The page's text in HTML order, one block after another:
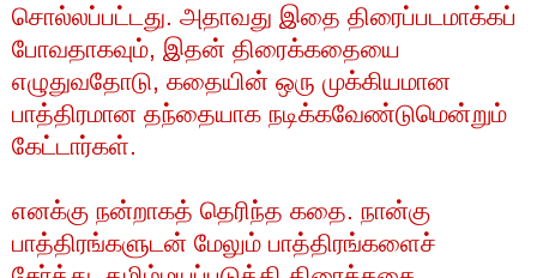
சொல்லப்பட்டது. அதாவது இதை திரைப்படமாக்கப்
போவதாகவும், இதன் திரைக்கதையை
எழுதுவதோடு, கதையின் ஒரு முக்கியமான
பாத்திரமான தந்தையாக நடிக்கவேண்டுமென்றும்
கேட்டார்கள்.
எனக்கு நன்றாகத் தெரிந்த கதை. நான்கு
பாத்திரங்களுடன் மேலும் பாத்திரங்களைச்